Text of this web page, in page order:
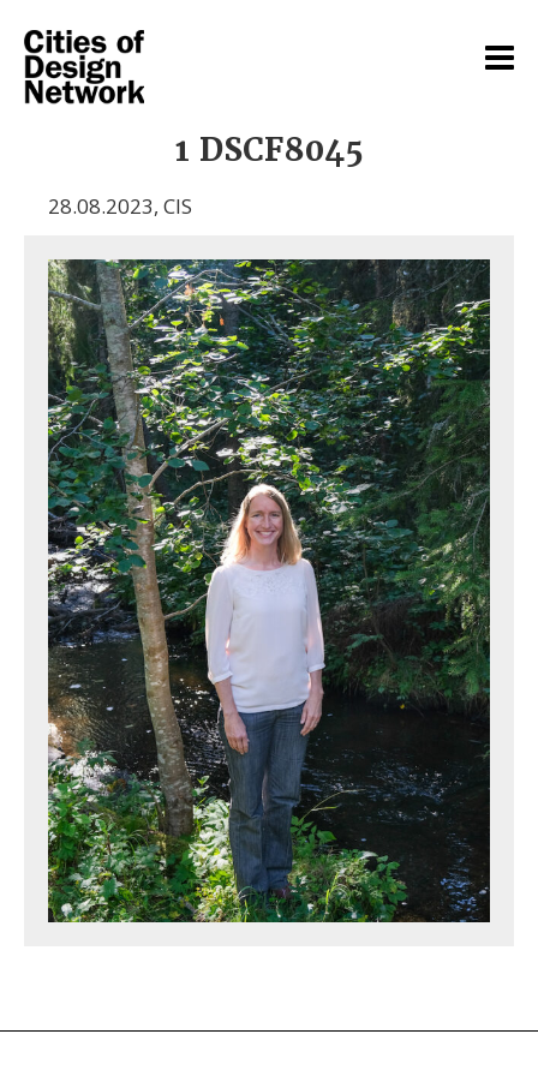
1 DSCF8045
28.08.2023, CIS